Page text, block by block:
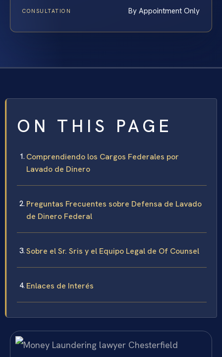
CONSULTATION By Appointment Only
ON THIS PAGE
Comprendiendo los Cargos Federales por
Lavado de Dinero
Preguntas Frecuentes sobre Defensa de Lavado
de Dinero Federal
Sobre el Sr. Sris y el Equipo Legal de Of Counsel
Enlaces de Interés